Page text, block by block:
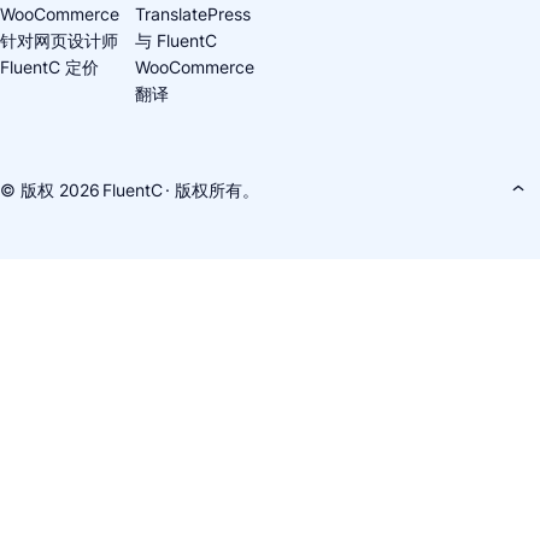
WooCommerce
针对网页设计师
FluentC 定价
TranslatePress
与 FluentC
WooCommerce
翻译
© 版权 2026 FluentC· 版权所有。